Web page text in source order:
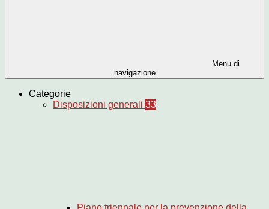
Menu di
navigazione
Categorie
Disposizioni generali 33